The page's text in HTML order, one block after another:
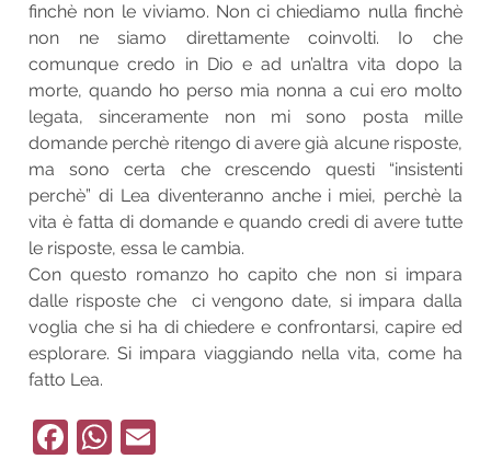
finchè non le viviamo. Non ci chiediamo nulla finchè
non ne siamo direttamente coinvolti. Io che
comunque credo in Dio e ad un’altra vita dopo la
morte, quando ho perso mia nonna a cui ero molto
legata, sinceramente non mi sono posta mille
domande perchè ritengo di avere già alcune risposte,
ma sono certa che crescendo questi “insistenti
perchè” di Lea diventeranno anche i miei, perchè la
vita è fatta di domande e quando credi di avere tutte
le risposte, essa le cambia.
Con questo romanzo ho capito che non si impara
dalle risposte che ci vengono date, si impara dalla
voglia che si ha di chiedere e confrontarsi, capire ed
esplorare. Si impara viaggiando nella vita, come ha
fatto Lea.
Facebook
WhatsApp